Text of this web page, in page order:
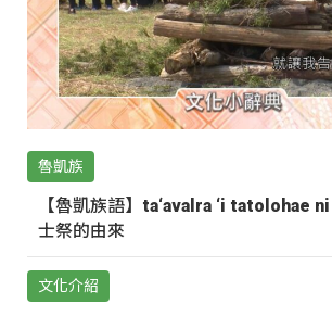
魯凱族
【魯凱族語】ta‘avalra ‘i tatolohae
士祭的由來
文化介紹